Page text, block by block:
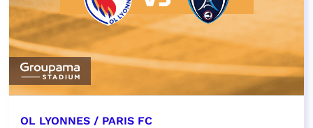
OL LYONNES / PARIS FC